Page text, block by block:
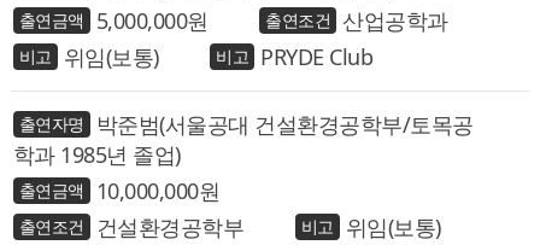
5,000,000
산업공학과
위임(보통)
PRYDE Club
박준범(서울공대 건설환경공학부/토목공
학과 1985년 졸업)
10,000,000
건설환경공학부
위임(보통)